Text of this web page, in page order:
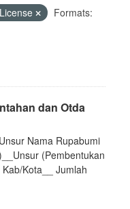
Formats:
dan Otda
Nama Rupabumi
(Pembentukan
Kota__ Jumlah